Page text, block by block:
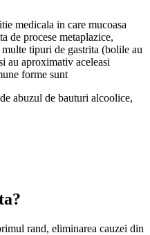
medicala in care mucoasa
de procese metaplazice,
tipuri de gastrita (bolile au
au aproximativ aceleasi
forme sunt
abuzul de bauturi alcoolice,
rand, eliminarea cauzei din